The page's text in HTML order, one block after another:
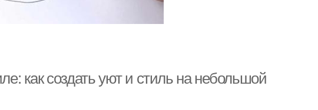
как создать уют и стиль на небольшой